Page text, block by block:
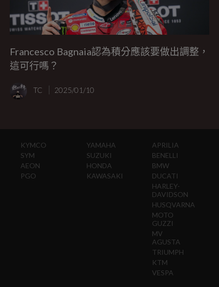
Francesco Bagnaia認為積分應該要做出調整，
這可行嗎？
TC 2025/01/10
KYMCO
SYM
AEON
PGO
YAMAHA
SUZUKI
HONDA
KAWASAKI
APRILIA
BENELLI
BMW
DUCATI
HARLEY-
DAVIDSON
HUSQVARNA
MOTO
GUZZI
MV
AGUSTA
TRIUMPH
KTM
VESPA